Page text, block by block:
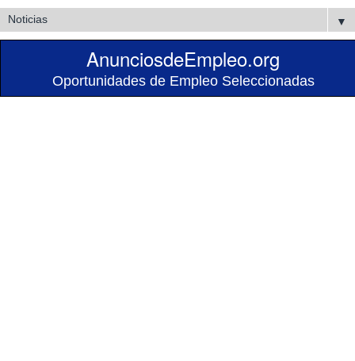
▼
AnunciosdeEmpleo.org
Oportunidades de Empleo Seleccionadas